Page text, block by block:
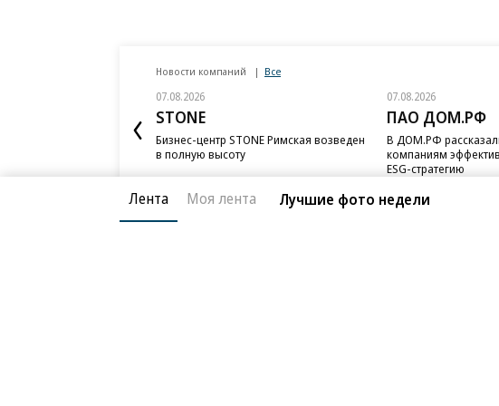
Новости компаний Все
07.08.2026
STONE
Бизнес-центр STONE Римская возведен
в полную высоту
07.08.2026
ПАО ДОМ.РФ
В ДОМ.РФ
компаниям
ESG-стратегию
Лента Моя лента Лучшие фото недели